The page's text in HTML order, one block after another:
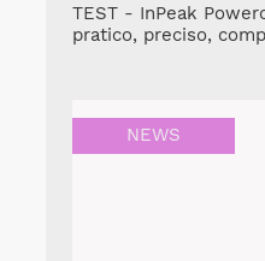
TEST - InPeak
pratico, preciso,
NEWS